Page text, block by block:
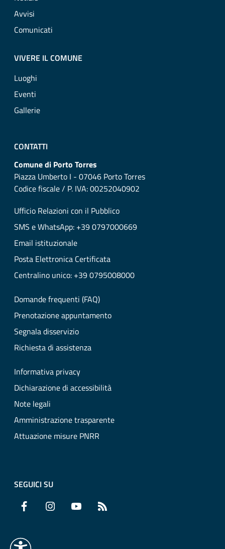
Avvisi
Comunicati
VIVERE IL COMUNE
Luoghi
Eventi
Gallerie
CONTATTI
Comune di Porto Torres
Piazza Umberto I - 07046 Porto Torres
Codice fiscale / P. IVA: 00252040902
Ufficio Relazioni con il Pubblico
SMS e WhatsApp: +39 0797000669
Email istituzionale
Posta Elettronica Certificata
Centralino unico: +39 0795008000
Domande frequenti (FAQ)
Prenotazione appuntamento
Segnala disservizio
Richiesta di assistenza
Informativa privacy
Dichiarazione di accessibilità
Note legali
Amministrazione trasparente
Attuazione misure PNRR
SEGUICI SU
Facebook Instagram YouTube